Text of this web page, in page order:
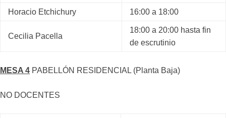
Horacio Etchichury 16:00 a 18:00
Cecilia Pacella
18:00 a 20:00 hasta fin
de escrutinio
MESA 4 PABELLÓN RESIDENCIAL (Planta Baja)
NO DOCENTES